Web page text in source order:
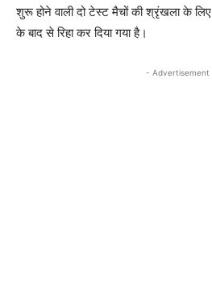
शुरू होने वाली दो टेस्ट मैचों की श्रृंखला के लिए
के बाद से रिहा कर दिया गया है।
- Advertisement